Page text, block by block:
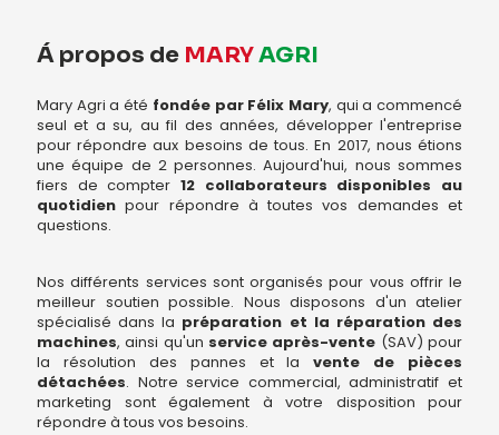
Á propos de MARYAGRI
Mary Agri a été fondée par Félix Mary, qui a commencé
seul et a su, au fil des années, développer l'entreprise
pour répondre aux besoins de tous. En 2017, nous étions
une équipe de 2 personnes. Aujourd'hui, nous sommes
fiers de compter 12 collaborateurs disponibles au
quotidien pour répondre à toutes vos demandes et
questions.
Nos différents services sont organisés pour vous offrir le
meilleur soutien possible. Nous disposons d'un atelier
spécialisé dans la préparation et la réparation des
machines, ainsi qu'un service après-vente (SAV) pour
la résolution des pannes et lavente de pièces
détachées. Notre service commercial, administratif et
marketing sont également à votre disposition pour
répondre à tous vos besoins.